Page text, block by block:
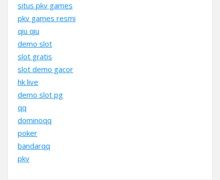
situs pkv games
pkv games resmi
qiu qiu
demo slot
slot gratis
slot demo gacor
hk live
demo slot pg
qq
dominoqq
poker
bandarqq
pkv